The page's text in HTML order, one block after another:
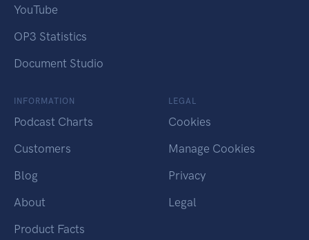
YouTube
OP3 Statistics
Document Studio
INFORMATION
Podcast Charts
Customers
Blog
About
Product Facts
LEGAL
Cookies
Manage Cookies
Privacy
Legal